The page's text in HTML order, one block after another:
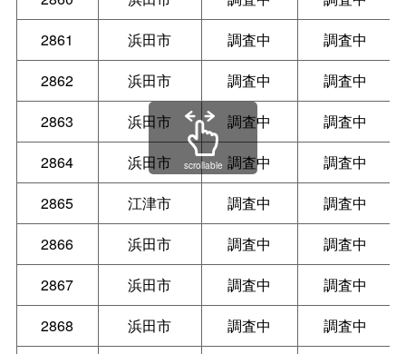
2861
浜田市 調査中
調査中
2862
浜田市 調査中
調査中
2863
浜田市 調査中
調査中
2864
浜田市 調査中
調査中
2865
江津市 調査中
調査中
2866
浜田市 調査中
調査中
2867
浜田市 調査中
調査中
2868
浜田市 調査中
調査中
scrollable